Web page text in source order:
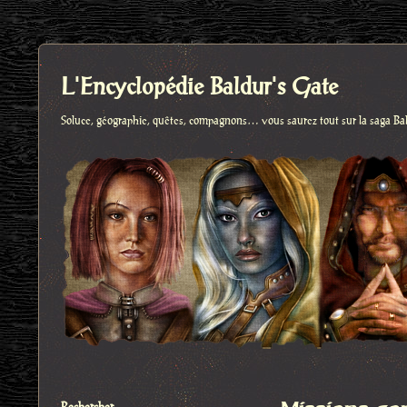
L'Encyclopédie Baldur's Gate
Soluce, géographie, quêtes, compagnons… vous saurez tout sur la saga